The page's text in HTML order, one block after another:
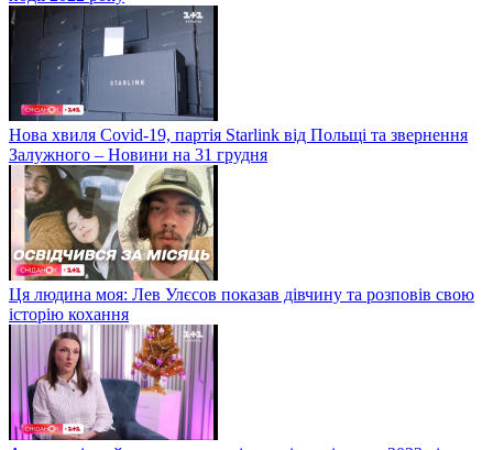
Нова хвиля Covid-19, партія Starlink від Польщі та звернення
Залужного – Новини на 31 грудня
Ця людина моя: Лев Улєсов показав дівчину та розповів свою
історію кохання